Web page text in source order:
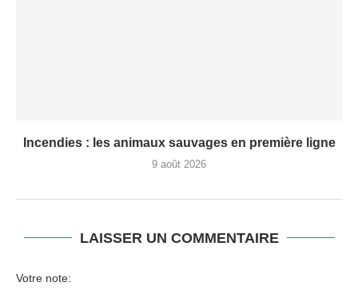
Incendies : les animaux sauvages en première ligne
9 août 2026
LAISSER UN COMMENTAIRE
Votre note: